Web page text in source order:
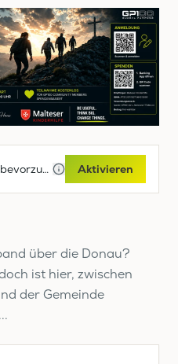
Wähle GemeindeTV als bevorzugte Google-Quelle Aktivieren
über die Donau?
ist hier, zwischen
der Gemeinde